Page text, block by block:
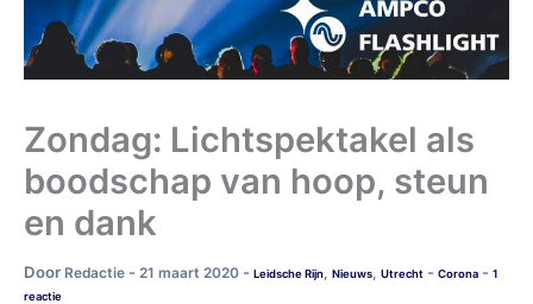
Zondag: Lichtspektakel als
boodschap van hoop, steun
en dank
Door Redactie - 21 maart 2020 - Leidsche Rijn, Nieuws, Utrecht - Corona - 1
reactie